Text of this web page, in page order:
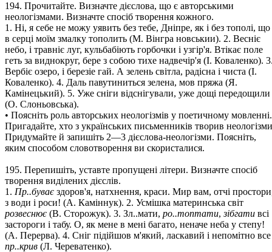
194. Прочитайте. Визначте дієслова, що є авторськими
неологізмами. Визначте спосіб творення кожного.
1. Ні, я себе не можу уявить без тебе, Дніпре, як і без тополі, що
в серці моїм змалку тополить (М. Вінгра новськии). 2. Весніє
небо, і травніє луг, кульбабіють горбочки і узгір'я. Втікає поле
геть за виднокруг, бере з собою тихе надвечір'я (І. Коваленко).
Вербіє озеро, і березіе гай. А зелень світла, радісна і чиста (І.
Коваленко). 4. Даль павутиниться зелена, мов пряжа (Я.
Камінецький). 5. Уже сніги відснігували, уже дощі передощили
(О. Слоньовська).
• Поясніть роль авторських неологізмів у поетичному мовленні.
Пригадайте, хто з українських письменників творив
Придумайте й запишіть 2—3 дієслова-неологізми. Поясніть,
яким способом словотворення ви скористалися.
195. Перепишіть, уставте пропущені літери. Визначте спосіб
творення виділених дієслів.
1. Пр..буває здоров'я, натхнення, краси. Мир вам, отчі
з води і роси! (А. Каміннук). 2. Усмішка материнська світ
розвеснює (В. Сторожук). 3. Зл..мати, ро..топтати,зібгати всі
застороги і табу. О, як мене в мені багато, неначе неба у степу!
(А. Перерва). 4. Сніг підійшов м'який, ласкавий і непомітно все
пр..крив (Л. Череватенко).